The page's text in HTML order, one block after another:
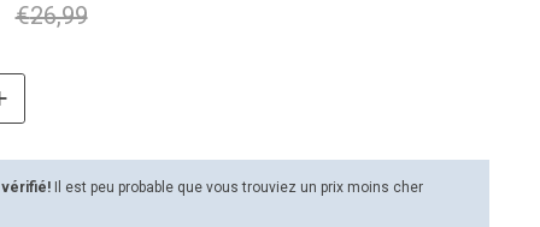
€26,99
vérifié!
Il est peu probable que vous trouviez un prix moins cher